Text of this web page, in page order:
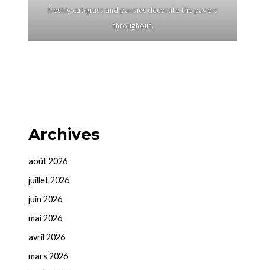
freshly cut grass and pansies decorate the pavers
throughout.
Archives
août 2026
juillet 2026
juin 2026
mai 2026
avril 2026
mars 2026